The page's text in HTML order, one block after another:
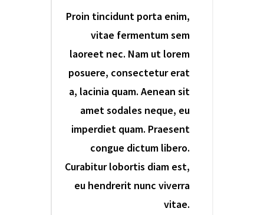
Proin tincidunt porta enim,
vitae fermentum sem
laoreet nec. Nam ut lorem
posuere, consectetur erat
a, lacinia quam. Aenean sit
amet sodales neque, eu
imperdiet quam. Praesent
congue dictum libero.
Curabitur lobortis diam est,
eu hendrerit nunc viverra
vitae.